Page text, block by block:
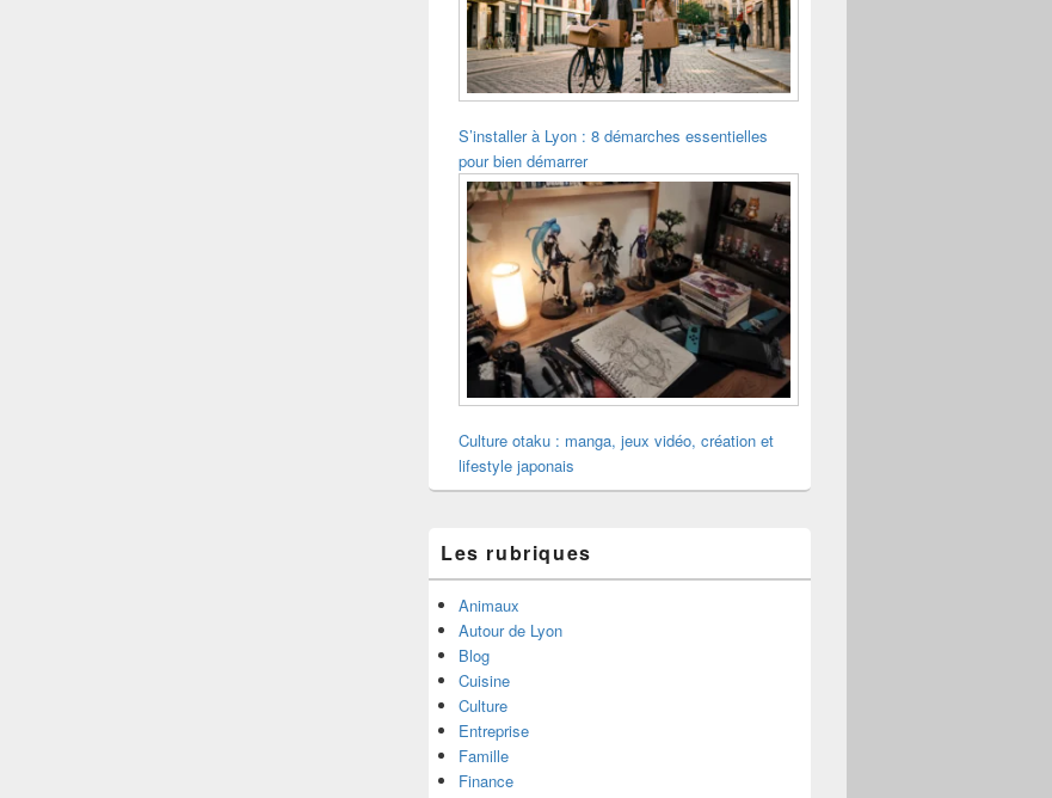
S’installer à Lyon : 8 démarches essentielles
pour bien démarrer
Culture otaku : manga, jeux vidéo, création et
lifestyle japonais
Les rubriques
Animaux
Autour de Lyon
Blog
Cuisine
Culture
Entreprise
Famille
Finance